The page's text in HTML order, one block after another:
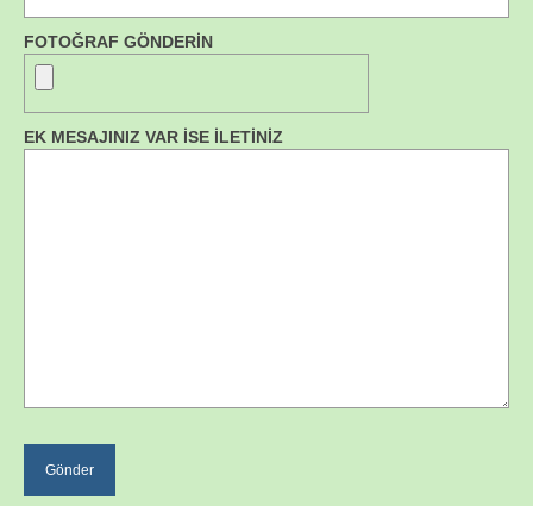
FOTOĞRAF GÖNDERİN
EK MESAJINIZ VAR İSE İLETİNİZ